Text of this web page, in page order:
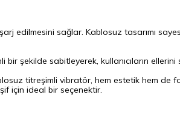
edilmesini sağlar. Kablosuz tasarımı
şekilde sabitleyerek, kullanıcıların
titreşimli vibratör, hem estetik hem de
için ideal bir seçenektir.